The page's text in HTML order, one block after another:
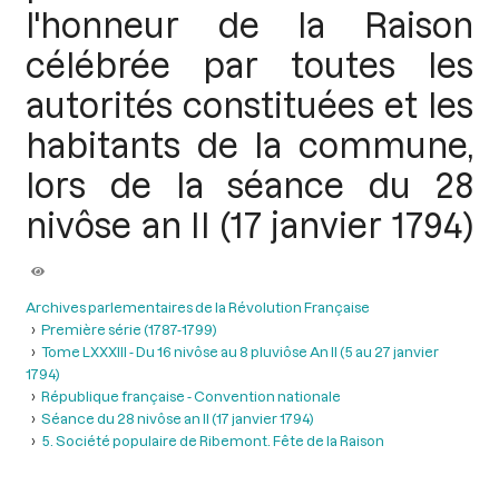
l'honneur de la Raison
célébrée par toutes les
autorités constituées et les
habitants de la commune,
lors de la séance du 28
nivôse an II (17 janvier 1794)
Archives parlementaires de la Révolution Française
Première série (1787-1799)
Tome LXXXIII - Du 16 nivôse au 8 pluviôse An II (5 au 27 janvier
1794)
République française - Convention nationale
Séance du 28 nivôse an II (17 janvier 1794)
5. Société populaire de Ribemont. Fête de la Raison